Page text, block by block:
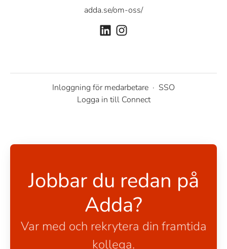
adda.se/om-oss/
Inloggning för medarbetare · SSO
Logga in till Connect
Jobbar du redan på
Adda?
Var med och rekrytera din framtida
kollega.